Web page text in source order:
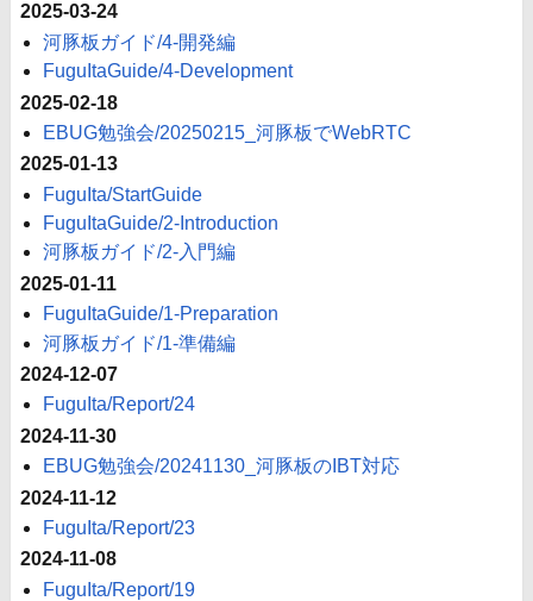
2025-03-24
河豚板ガイド/4-開発編
FuguItaGuide/4-Development
2025-02-18
EBUG勉強会/20250215_河豚板でWebRTC
2025-01-13
FuguIta/StartGuide
FuguItaGuide/2-Introduction
河豚板ガイド/2-入門編
2025-01-11
FuguItaGuide/1-Preparation
河豚板ガイド/1-準備編
2024-12-07
FuguIta/Report/24
2024-11-30
EBUG勉強会/20241130_河豚板のIBT対応
2024-11-12
FuguIta/Report/23
2024-11-08
FuguIta/Report/19